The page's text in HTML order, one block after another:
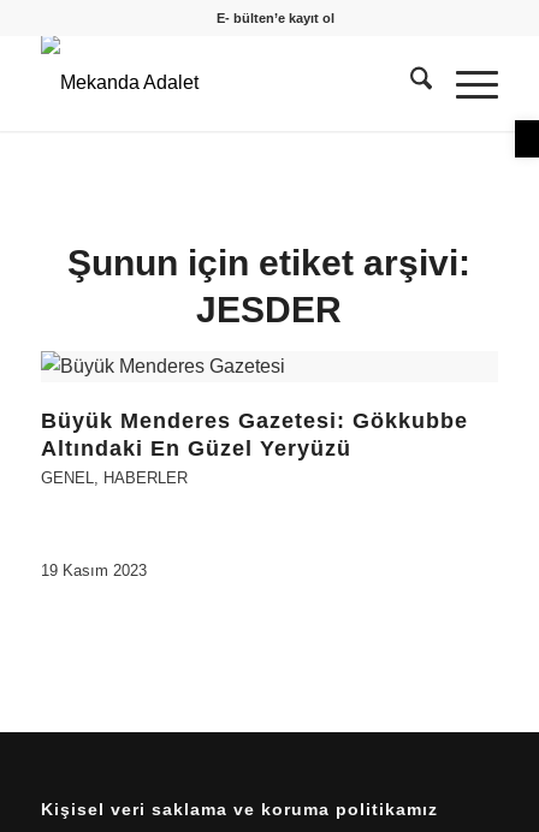
E- bülten’e kayıt ol
Şunun için etiket arşivi:
JESDER
Büyük Menderes Gazetesi: Gökkubbe
Altındaki En Güzel Yeryüzü
GENEL, HABERLER
19 Kasım 2023
Kişisel veri saklama ve koruma politikamız